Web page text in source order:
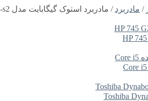
/ مادربرد / مادربرد استوک گیگابایت مدل gigabyte g41mt-s2